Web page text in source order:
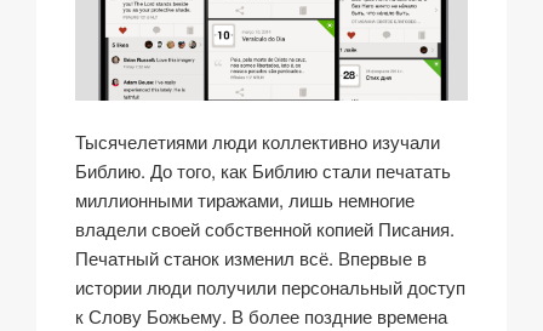
Тысячелетиями люди коллективно изучали
Библию. До того, как Библию стали печатать
миллионными тиражами, лишь немногие
владели своей собственной копией Писания.
Печатный станок изменил всё. Впервые в
истории люди получили персональный доступ
к Слову Божьему. В более поздние времена